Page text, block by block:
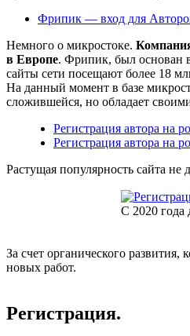
Фрипик — вход для
Немного о микростоке.
в Европе. Фрипик, был основан
сайты сети посещают более 18
На данный момент в базе
сложившейся, но обладает
Регистрация автора на
Регистрация автора на
Растущая популярность сайта
С 2020 года
За счет органического
новых работ.
Регистрация.